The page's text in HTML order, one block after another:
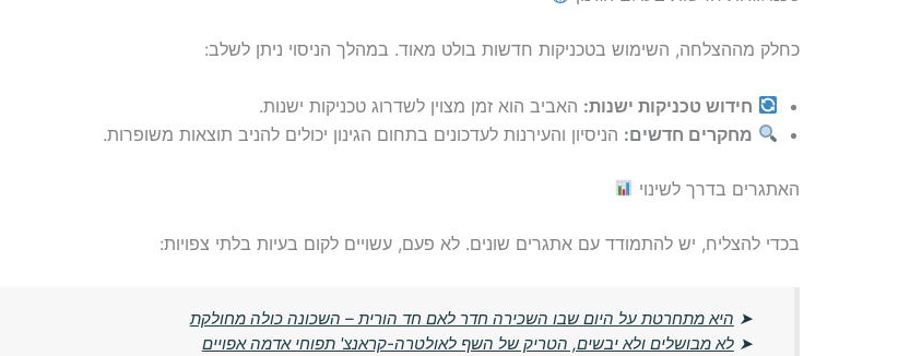
כחלק מההצלחה, השימוש בטכניקות חדשות בולט מאוד. במהלך הניסוי ניתן לשלב:
חידוש טכניקות ישנות: האביב הוא זמן מצוין לשדרוג טכניקות ישנות.
מחקרים חדשים: הניסיון והעירנות לעדכונים בתחום הגינון יכולים להניב תוצאות משופרות.
האתגרים בדרך לשינוי
בכדי להצליח, יש להתמודד עם אתגרים שונים. לא פעם, עשויים לקום בעיות בלתי צפויות:
➤ היא מתחרטת על היום שבו השכירה חדר לאם חד הורית – השכונה כולה מחולקת
➤לא מבושלים ולא יבשים, הטריק של השף לאולטרה-קראנצ' תפוחי אדמה אפויים